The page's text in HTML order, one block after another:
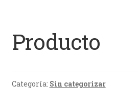
Producto
Categoría: Sin categorizar